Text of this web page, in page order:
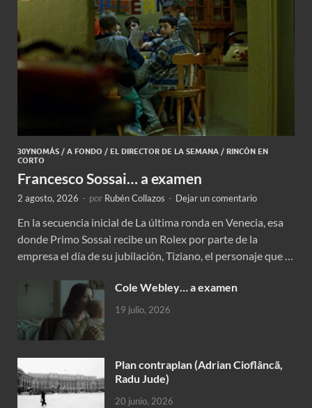
30YNOMÁS / A FONDO / EL DIRECTOR DE LA SEMANA / RINCÓN EN
CORTO
Francesco Sossai… a examen
2 agosto, 2026 - por Rubén Collazos - Dejar un comentario
En la secuencia inicial de La última ronda en Venecia, esa
donde Primo Sossai recibe un Rolex por parte de la
empresa el día de su jubilación, Tiziano, el personaje que …
Cole Webley… a examen
19 julio, 2026
Plan contraplan (Adrian Cioflâncã,
Radu Jude)
20 junio, 2026